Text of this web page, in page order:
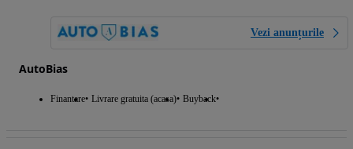
Vezi anunțurile
AutoBias
Finantare Livrare gratuita (acasa) Buyback